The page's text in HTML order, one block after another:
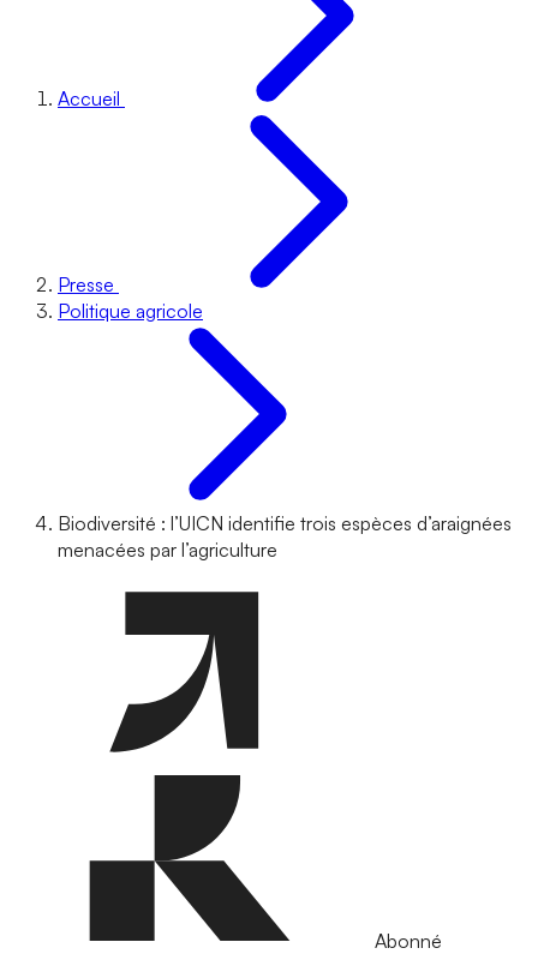
Accueil
Presse
Politique agricole
Biodiversité : l’UICN identifie trois espèces d’araignées
menacées par l’agriculture
Abonné